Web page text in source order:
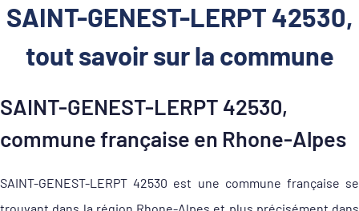
SAINT-GENEST-LERPT 42530,
tout savoir sur la commune
SAINT-GENEST-LERPT 42530,
commune française en Rhone-Alpes
SAINT-GENEST-LERPT 42530 est une commune française se